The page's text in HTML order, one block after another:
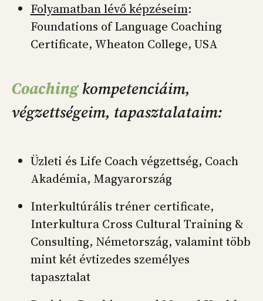
Folyamatban lévő képzéseim:
Foundations of Language Coaching
Certificate, Wheaton College, USA
Coachingkompetenciáim,
végzettségeim, tapasztalataim:
Üzleti és Life Coach végzettség, Coach
Akadémia, Magyarország
Interkultúrális tréner certificate,
Interkultura Cross Cultural Training &
Consulting, Németország, valamint több
mint két évtizedes személyes
tapasztalat